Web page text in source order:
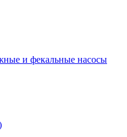
и фекальные насосы